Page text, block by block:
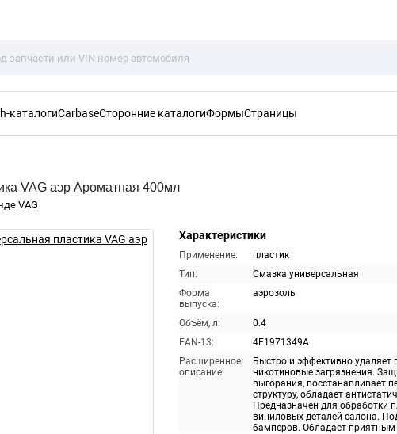
каталогиCarbaseСторонние каталогиФормыСтраницы
VAG аэр Ароматная 400мл
VAG
Характеристики
Применение:
пластик
Тип:
Смазка универсальная
Форма
выпуска:
аэрозоль
Объём, л:
0.4
EAN-13:
4F1971349A
Расширенное
описание:
Быстро и эффективно удаляет
никотиновые загрязнения.
выгорания, восстанавливает
структуру, обладает
Предназначен для обработки
виниловых деталей салона.
бамперов. Обладает